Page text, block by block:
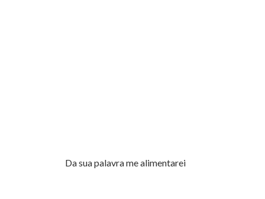
Da sua palavra me alimentarei